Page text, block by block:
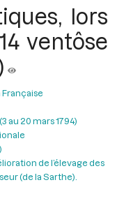
lors
ventôse
au 20 mars 1794)
de l’élevage des
(de la Sarthe).